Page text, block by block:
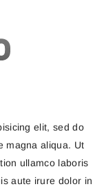
elit, sed do
magna aliqua. Ut
ullamco laboris
aute irure dolor in